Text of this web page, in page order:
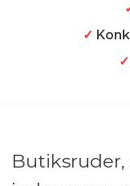
✓
✓
​Butiksruder,